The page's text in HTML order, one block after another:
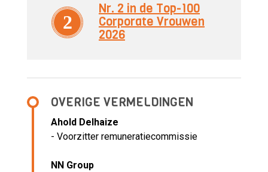
2
Nr. 2 in de Top-100
Corporate Vrouwen
2026
OVERIGE VERMELDINGEN
Ahold Delhaize
- Voorzitter remuneratiecommissie
NN Group